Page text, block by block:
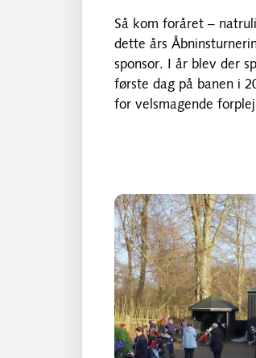
Så kom foråret –
dette års
sponsor. I år blev der
første dag på banen i
for velsmagende